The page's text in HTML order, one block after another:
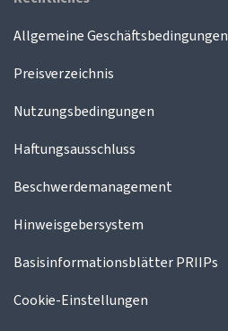
Allgemeine Geschäftsbedingungen
Preisverzeichnis
Nutzungsbedingungen
Haftungsausschluss
Beschwerdemanagement
Hinweisgebersystem
Basisinformationsblätter PRIIPs
Cookie-Einstellungen